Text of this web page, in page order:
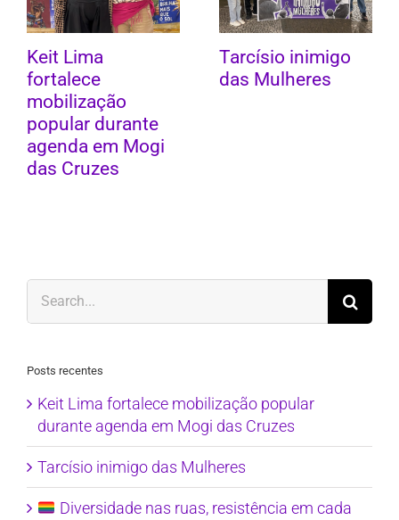
Keit Lima
fortalece
mobilização
popular durante
agenda em Mogi
das Cruzes
Tarcísio inimigo
das Mulheres
for:
Posts recentes
Keit Lima fortalece mobilização popular
durante agenda em Mogi das Cruzes
Tarcísio inimigo das Mulheres
Diversidade nas ruas, resistência em cada